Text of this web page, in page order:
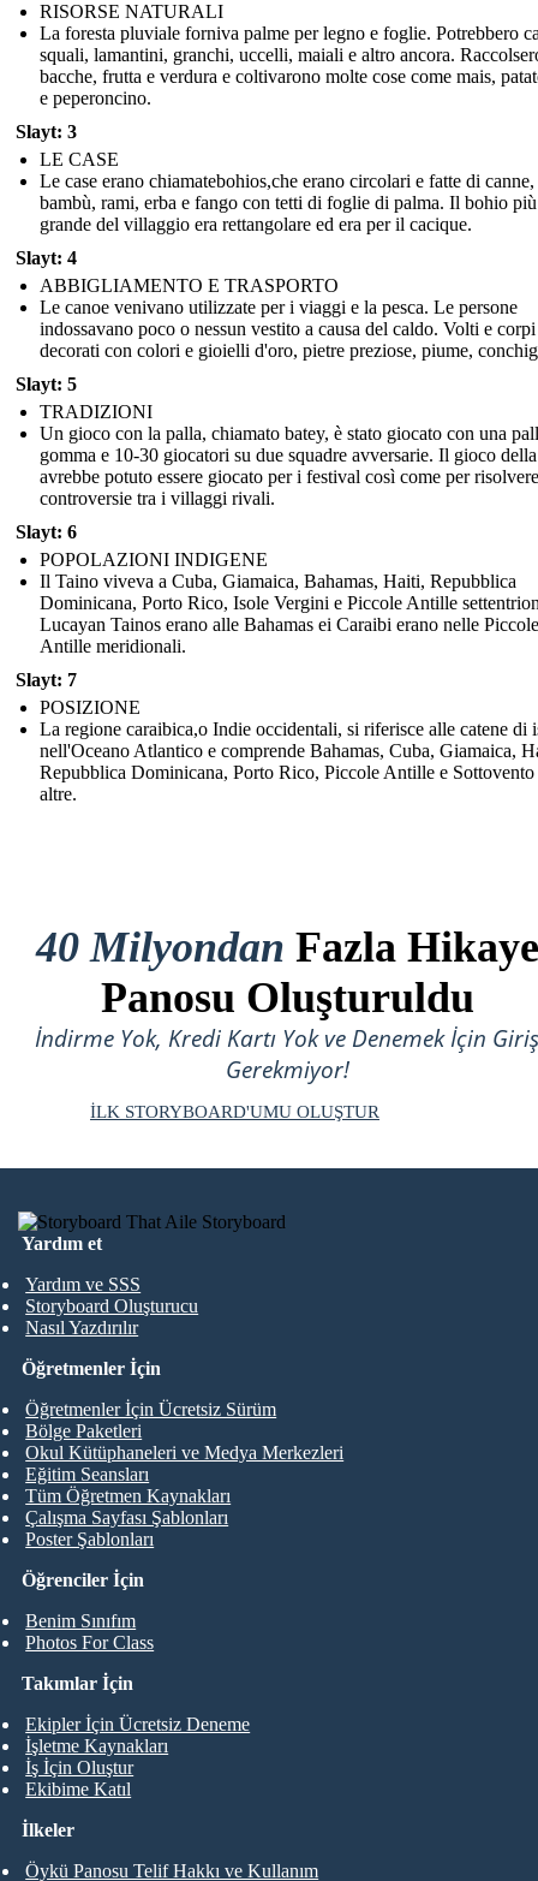
RISORSE NATURALI
La foresta pluviale forniva palme per legno e foglie. Potrebbero
squali, lamantini, granchi, uccelli, maiali e altro ancora.
bacche, frutta e verdura e coltivarono molte cose come mais,
e peperoncino.
Slayt: 3
LE CASE
Le case erano chiamatebohios,che erano circolari e fatte di canne,
bambù, rami, erba e fango con tetti di foglie di palma. Il bohio più
grande del villaggio era rettangolare ed era per il cacique.
Slayt: 4
ABBIGLIAMENTO E TRASPORTO
Le canoe venivano utilizzate per i viaggi e la pesca. Le persone
indossavano poco o nessun vestito a causa del caldo. Volti e
decorati con colori e gioielli d'oro, pietre preziose, piume,
Slayt: 5
TRADIZIONI
Un gioco con la palla, chiamato batey, è stato giocato con una
gomma e 10-30 giocatori su due squadre avversarie. Il gioco
avrebbe potuto essere giocato per i festival così come per
controversie tra i villaggi rivali.
Slayt: 6
POPOLAZIONI INDIGENE
Il Taino viveva a Cuba, Giamaica, Bahamas, Haiti, Repubblica
Dominicana, Porto Rico, Isole Vergini e Piccole Antille
Lucayan Tainos erano alle Bahamas ei Caraibi erano nelle Piccole
Antille meridionali.
Slayt: 7
POSIZIONE
La regione caraibica,o Indie occidentali, si riferisce alle catene di
nell'Oceano Atlantico e comprende Bahamas, Cuba, Giamaica,
Repubblica Dominicana, Porto Rico, Piccole Antille e Sottovento
altre.
40 Milyondan Fazla Hikaye
Panosu Oluşturuldu
İndirme Yok, Kredi Kartı Yok ve Denemek İçin Giriş
Gerekmiyor!
İLK STORYBOARD'UMU OLUŞTUR
Yardım et
Yardım ve SSS
Storyboard Oluşturucu
Nasıl Yazdırılır
Öğrenciler İçin
Benim Sınıfım
Photos For Class
Öğretmenler İçin
Öğretmenler İçin Ücretsiz Sürüm
Bölge Paketleri
Okul Kütüphaneleri ve Medya Merkezleri
Eğitim Seansları
Tüm Öğretmen Kaynakları
Çalışma Sayfası Şablonları
Poster Şablonları
Takımlar İçin
Ekipler İçin Ücretsiz Deneme
İşletme Kaynakları
İş İçin Oluştur
Ekibime Katıl
İlkeler
Öykü Panosu Telif Hakkı ve Kullanım